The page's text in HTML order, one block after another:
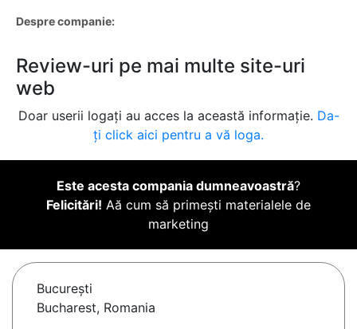
Despre companie:
Review-uri pe mai multe site-uri
web
Doar userii logați au acces la această informație. Da-
ți click aici pentru a vă loga.
Este acesta compania dumneavoastră?
Felicitări! Aă cum să primești materialele de
marketing
Bucureşti
Bucharest, Romania